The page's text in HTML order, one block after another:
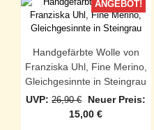
ANGEBOT!
Handgefärbte Wolle von
Franziska Uhl, Fine Merino,
Gleichgesinnte in Steingrau
UVP: 26,90€
Ursprünglicher
Preis
Neuer Preis:
15,00€Aktueller